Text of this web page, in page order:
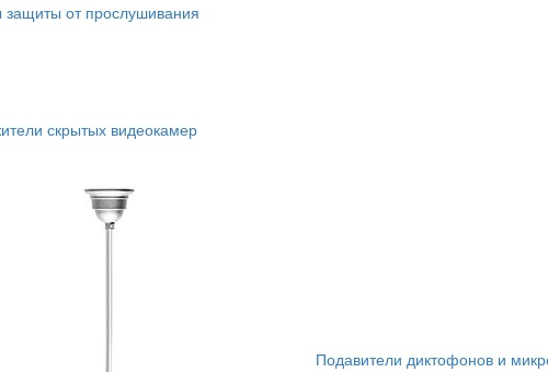
от прослушивания
скрытых видеокамер
Подавители диктофонов и